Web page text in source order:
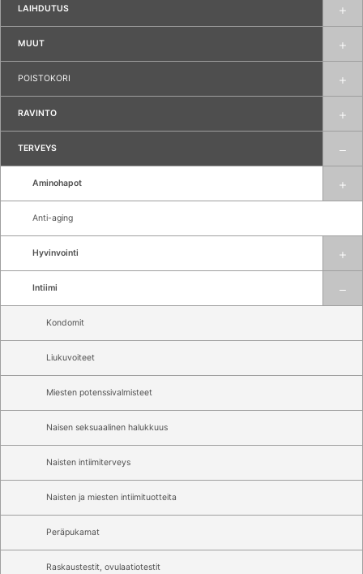
LAIHDUTUS
MUUT
POISTOKORI
RAVINTO
TERVEYS
Aminohapot
Anti-aging
Hyvinvointi
Intiimi
Kondomit
Liukuvoiteet
Miesten potenssivalmisteet
Naisen seksuaalinen halukkuus
Naisten intiimiterveys
Naisten ja miesten intiimituotteita
Peräpukamat
Raskaustestit, ovulaatiotestit